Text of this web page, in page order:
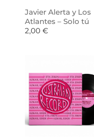
Javier Alerta y Los
Atlantes – Solo tú
2,00 €